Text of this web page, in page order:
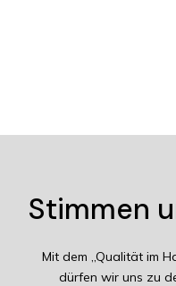
Stimmen
Mit dem „Qualität im
dürfen wir uns zu